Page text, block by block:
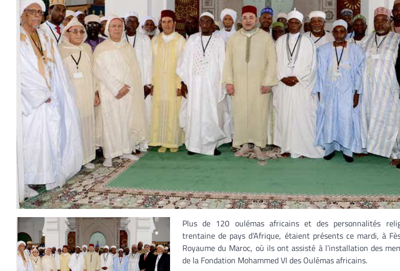
Plus de 120 oulémas africains et des personnalités
trentaine de pays d’Afrique, étaient présents ce mardi, à
Royaume du Maroc, où ils ont assisté à l’installation des
de la Fondation Mohammed VI des Oulémas africains.